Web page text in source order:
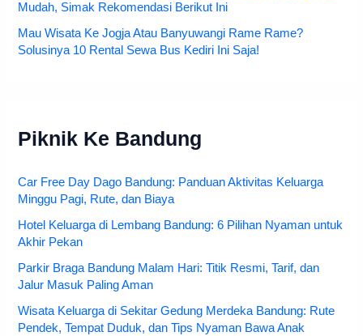
Mudah, Simak Rekomendasi Berikut Ini
Mau Wisata Ke Jogja Atau Banyuwangi Rame Rame?
Solusinya 10 Rental Sewa Bus Kediri Ini Saja!
Piknik Ke Bandung
Car Free Day Dago Bandung: Panduan Aktivitas Keluarga
Minggu Pagi, Rute, dan Biaya
Hotel Keluarga di Lembang Bandung: 6 Pilihan Nyaman untuk
Akhir Pekan
Parkir Braga Bandung Malam Hari: Titik Resmi, Tarif, dan
Jalur Masuk Paling Aman
Wisata Keluarga di Sekitar Gedung Merdeka Bandung: Rute
Pendek, Tempat Duduk, dan Tips Nyaman Bawa Anak